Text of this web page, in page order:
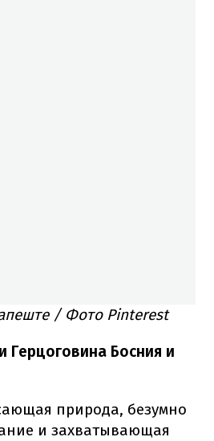
/ Фото Pinterest
Герцоговина Босния и
природа, безумно
и захватывающая